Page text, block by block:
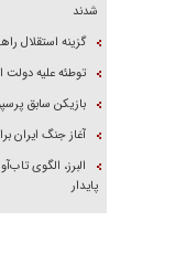
شدند
گزینه استقلال
توطئه علیه دولت
بازیکن سابق
آغاز جنگ ایران
البرز، الگوی
پایدار